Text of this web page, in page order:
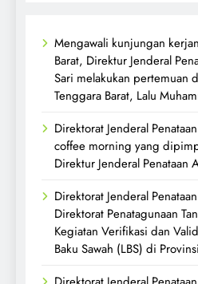
Mengawali kunjungan
Barat, Direktur Jenderal
Sari melakukan pertemuan
Tenggara Barat, Lalu
Direktorat Jenderal
coffee morning yang
Direktur Jenderal Penataan
Direktorat Jenderal
Direktorat Penatagunaan
Kegiatan Verifikasi dan
Baku Sawah (LBS) di